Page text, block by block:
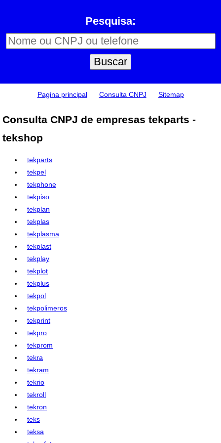
Pesquisa:
Pagina principal Consulta CNPJ Sitemap
Consulta CNPJ de empresas tekparts -
tekshop
tekparts
tekpel
tekphone
tekpiso
tekplan
tekplas
tekplasma
tekplast
tekplay
tekplot
tekplus
tekpol
tekpolimeros
tekprint
tekpro
tekprom
tekra
tekram
tekrio
tekroll
tekron
teks
teksa